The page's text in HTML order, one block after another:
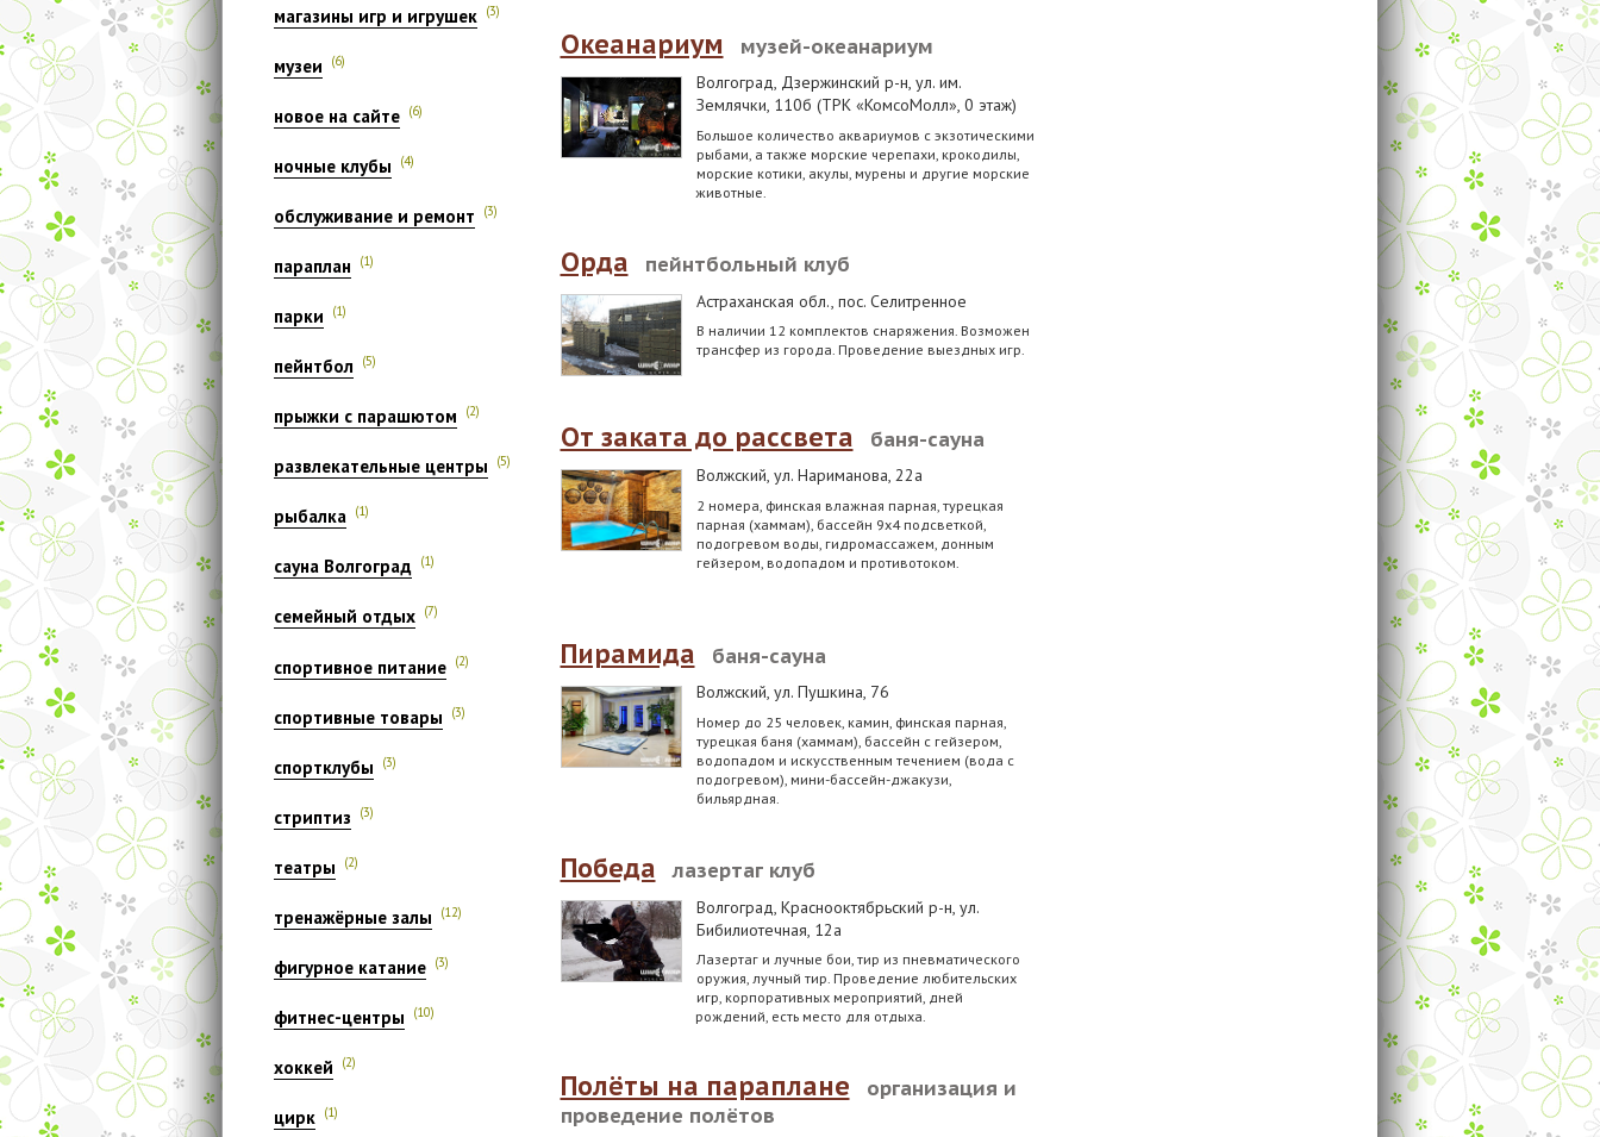
магазины игр и игрушек (3)
музеи (6)
новое на сайте (6)
ночные клубы (4)
обслуживание и ремонт (3)
параплан (1)
парки (1)
пейнтбол (5)
прыжки с парашютом (2)
развлекательные центры (5)
рыбалка (1)
сауна Волгоград (1)
семейный отдых (7)
спортивное питание (2)
спортивные товары (3)
спортклубы (3)
стриптиз (3)
театры (2)
тренажёрные залы (12)
фигурное катание (3)
фитнес-центры (10)
хоккей (2)
цирк (1)
Океанариум музей-океанариум
Волгоград, Дзержинский р-н, ул. им.
Землячки, 110б (ТРК «КомсоМолл», 0 этаж)
Большое количество аквариумов с экзотическими
рыбами, а также морские черепахи, крокодилы,
морские котики, акулы, мурены и другие морские
животные.
Орда пейнтбольный клуб
Астраханская обл., пос. Селитренное
В наличии 12 комплектов снаряжения. Возможен
трансфер из города. Проведение выездных игр.
От заката до рассвета баня-сауна
Волжский, ул. Нариманова, 22а
2 номера, финская влажная парная, турецкая
парная (хаммам), бассейн 9х4 подсветкой,
подогревом воды, гидромассажем, донным
гейзером, водопадом и противотоком.
Пирамида баня-сауна
Волжский, ул. Пушкина, 76
Номер до 25 человек, камин, финская парная,
турецкая баня (хаммам), бассейн с гейзером,
водопадом и искусственным течением (вода с
подогревом), мини-бассейн-джакузи,
бильярдная.
Победа лазертаг клуб
Волгоград, Краснооктябрьский р-н, ул.
Бибилиотечная, 12а
Лазертаг и лучные бои, тир из пневматического
оружия, лучный тир. Проведение любительских
игр, корпоративных мероприятий, дней
рождений, есть место для отдыха.
Полёты на параплане
организация и
проведение полётов